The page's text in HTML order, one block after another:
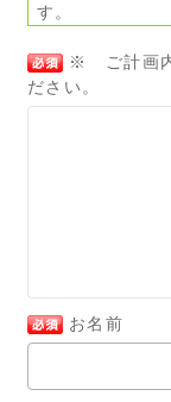
す。
※ ご計画内
ださい。
お名前